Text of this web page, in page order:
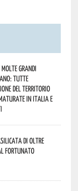
molte grandi
tutte
del territorio
in Italia e
di oltre
fortunato